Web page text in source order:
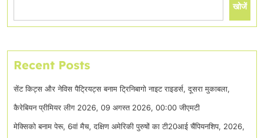
खोजें
Recent Posts
सेंट किट्स और नेविस पैट्रियट्स बनाम ट्रिनिबागो नाइट राइडर्स, दूसरा मुकाबला,
कैरेबियन प्रीमियर लीग 2026, 09 अगस्त 2026, 00:00 जीएमटी
मेक्सिको बनाम पेरू, 6वां मैच, दक्षिण अमेरिकी पुरुषों का टी20आई चैंपियनशिप, 2026,